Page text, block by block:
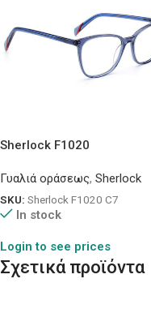
Sherlock F1020
Γυαλιά οράσεως, Sherlock
SKU: Sherlock F1020 C7
In stock
Login to see prices
Σχετικά προϊόντα